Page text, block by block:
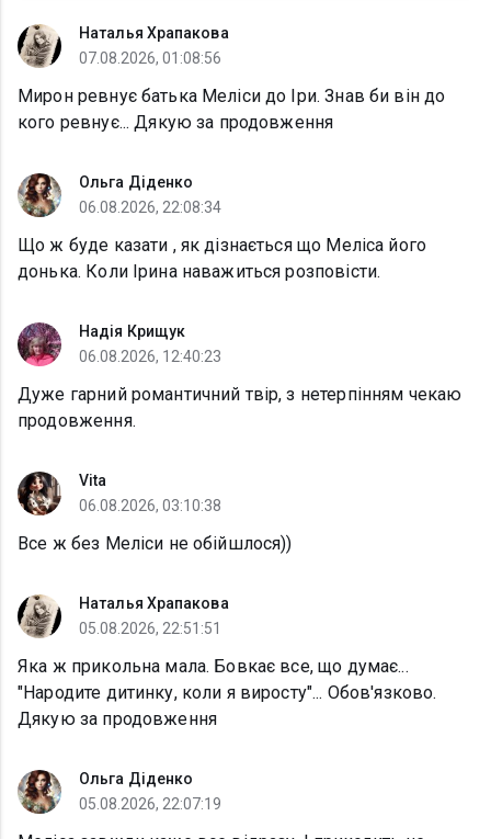
Наталья Храпакова
07.08.2026, 01:08:56
Мирон ревнує батька Меліси до Іри. Знав би він до
кого ревнує... Дякую за продовження
Ольга Діденко
06.08.2026, 22:08:34
Що ж буде казати , як дізнається що Меліса його
донька. Коли Ірина наважиться розповісти.
Надія Крищук
06.08.2026, 12:40:23
Дуже гарний романтичний твір, з нетерпінням чекаю
продовження.
Vita
06.08.2026, 03:10:38
Все ж без Меліси не обійшлося))
Наталья Храпакова
05.08.2026, 22:51:51
Яка ж прикольна мала. Бовкає все, що думає...
"Народите дитинку, коли я виросту"... Обов'язково.
Дякую за продовження
Ольга Діденко
05.08.2026, 22:07:19